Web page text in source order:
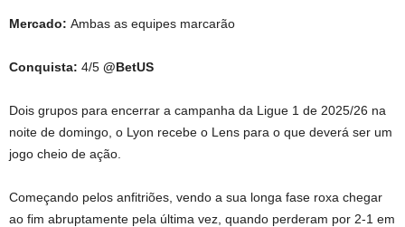
Mercado: Ambas as equipes marcarão
Conquista: 4/5 @BetUS
Dois grupos para encerrar a campanha da Ligue 1 de 2025/26 na
noite de domingo, o Lyon recebe o Lens para o que deverá ser um
jogo cheio de ação.
Começando pelos anfitriões, vendo a sua longa fase roxa chegar
ao fim abruptamente pela última vez, quando perderam por 2-1 em